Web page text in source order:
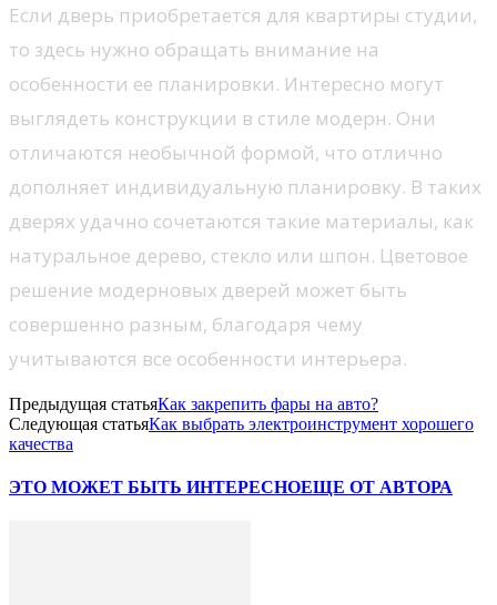
Если дверь приобретается для квартиры студии,
то здесь нужно обращать внимание на
особенности ее планировки. Интересно могут
выглядеть конструкции в стиле модерн. Они
отличаются необычной формой, что отлично
дополняет индивидуальную планировку. В таких
дверях удачно сочетаются такие материалы, как
натуральное дерево, стекло или шпон. Цветовое
решение модерновых дверей может быть
совершенно разным, благодаря чему
учитываются все особенности интерьера.
Предыдущая статьяКак закрепить фары на авто?
Следующая статьяКак выбрать электроинструмент хорошего
качества
ЭТО МОЖЕТ БЫТЬ ИНТЕРЕСНОЕЩЕ ОТ АВТОРА